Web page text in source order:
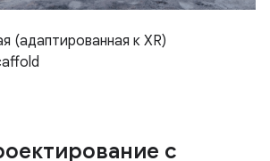
(адаптированная к XR)
с